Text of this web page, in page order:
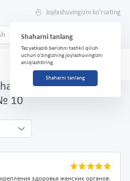
Joylashuvingizni ko'rsating
Shaharni tanlang
Tez yetkazib berishni tashkil qilish
uchun o'zingizning joylashuvingizni
aniqlashtiring
Shaharni tanlang
Ginocaps forte
10
здоровья женских органов.